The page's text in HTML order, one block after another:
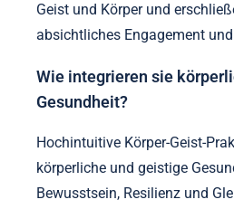
Geist und Körper und
absichtliches Engagement
Wie integrieren sie
Gesundheit?
Hochintuitive Körper-Geist-
körperliche und geistige
Bewusstsein, Resilienz und